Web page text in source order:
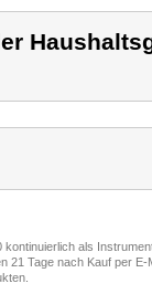
als
Tage nach Kauf per